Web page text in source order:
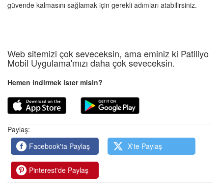
güvende kalmasını sağlamak için gerekli adımları atabilirsiniz.
Web sitemizi çok seveceksin, ama eminiz ki Patiliyo
Mobil Uygulama'mızı daha çok seveceksin.
Hemen indirmek ister misin?
Paylaş:
Facebook'ta Paylaş
X'te Paylaş
Pinterest'de Paylaş